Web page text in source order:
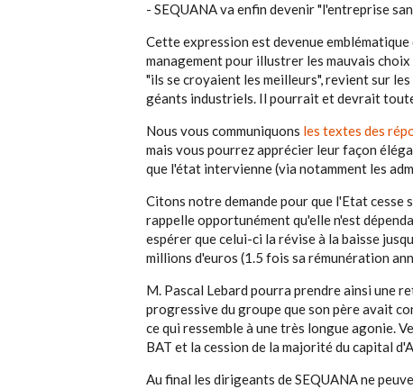
- SEQUANA va enfin devenir "l'entreprise
Cette expression est devenue
management pour illustrer les mauvais
"ils se croyaient les meilleurs", revient sur
géants industriels. Il pourrait et devrait
Nous vous communiquons les textes des
mais vous pourrez apprécier leur façon
que l'état intervienne (via notamment les
Citons notre demande pour que l'Etat cesse
rappelle opportunément qu'elle n'est
espérer que celui-ci la révise à la baisse
millions d'euros (1.5 fois sa rémunération
M. Pascal Lebard pourra prendre ainsi une
progressive du groupe que son père avait
ce qui ressemble à une très longue agonie.
BAT et la cession de la majorité du capital
Au final les dirigeants de SEQUANA ne